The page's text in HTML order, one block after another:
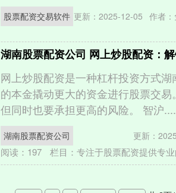
股票配资交易软件 更新：2025-12-05 作者
湖南股票配资公司 网上炒股配资：
网上炒股配资是一种杠杆投资方式
的本金撬动更大的资金进行股票交
但同时也要承担更高的风险。 智沪....
湖南股票配资公司 更新：
阅读： 197 栏目： 专注于股票配资提供专